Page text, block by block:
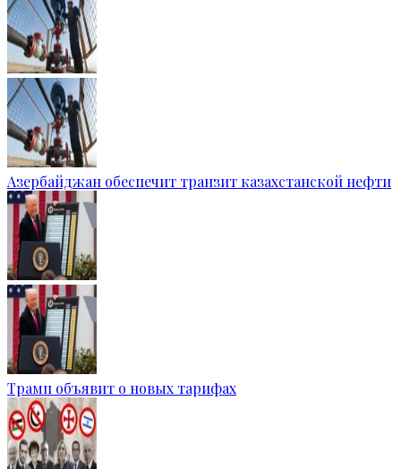
Азербайджан обеспечит транзит казахстанской нефти
Трамп объявит о новых тарифах